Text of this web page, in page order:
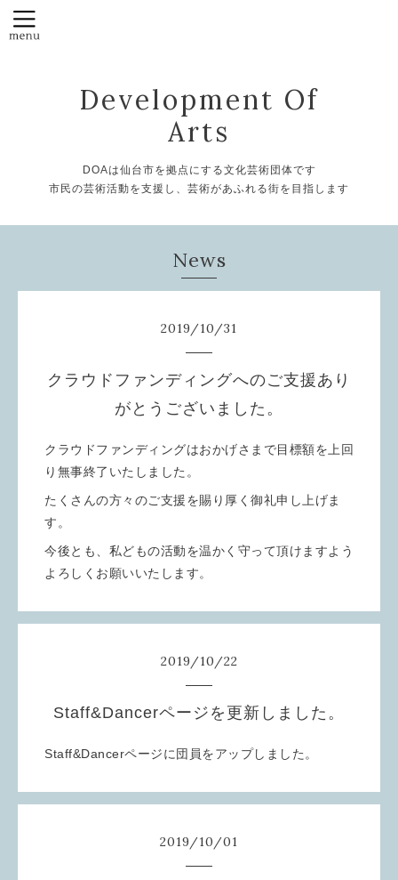
Development Of
Arts
DOAは仙台市を拠点にする文化芸術団体です
市民の芸術活動を支援し、芸術があふれる街を目指します
News
2019/10/31
クラウドファンディングへのご支援あり
がとうございました。
クラウドファンディングはおかげさまで目標額を上回
り無事終了いたしました。
たくさんの方々のご支援を賜り厚く御礼申し上げま
す。
今後とも、私どもの活動を温かく守って頂けますよう
よろしくお願いいたします。
2019/10/22
Staff&Dancerページを更新しました。
Staff&Dancerページに団員をアップしました。
2019/10/01